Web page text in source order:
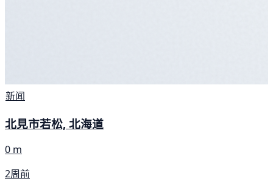
新闻
北見市若松, 北海道
0 m
2周前